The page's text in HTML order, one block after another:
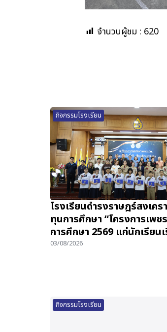
จำนวนผู้ชม : 620
กิจกรรมโรงเรียน
โรงเรียนดำรงราษฎร์สงเค
ทุนการศึกษา “โครงการเพช
การศึกษา 2569 แก่นักเรียน
03/08/2026
กิจกรรมโรงเรียน